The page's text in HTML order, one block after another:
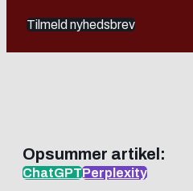
Tilmeld nyhedsbrev
Opsummer artikel:
ChatGPTPerplexity